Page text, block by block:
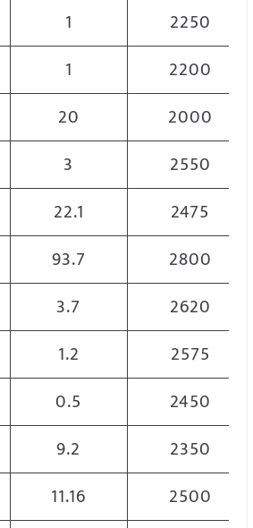
1
2250
1
2200
20
2000
3
2550
22.1
2475
93.7
2800
3.7
2620
1.2
2575
0.5
2450
9.2
2350
11.16
2500